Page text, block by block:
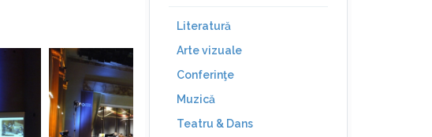
Literatură
Arte vizuale
Conferinţe
Muzică
Teatru & Dans